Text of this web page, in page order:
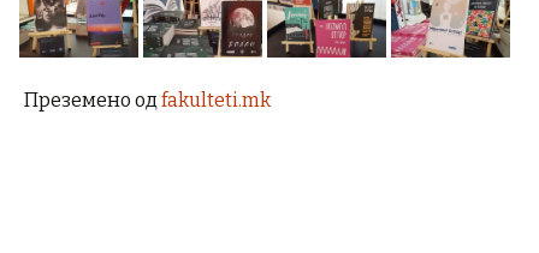
Преземено одfakulteti.mk